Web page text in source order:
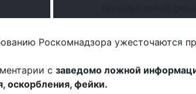
Роскомнадзора ужесточаются
с заведомо ложной
оскорбления, фейки.